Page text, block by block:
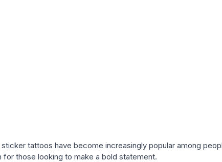
tattoos have become increasingly popular among
for those looking to make a bold statement.